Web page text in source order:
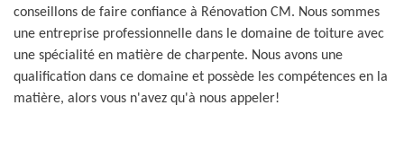
conseillons de faire confiance à Rénovation CM. Nous sommes
une entreprise professionnelle dans le domaine de toiture avec
une spécialité en matière de charpente. Nous avons une
qualification dans ce domaine et possède les compétences en la
matière, alors vous n'avez qu'à nous appeler!